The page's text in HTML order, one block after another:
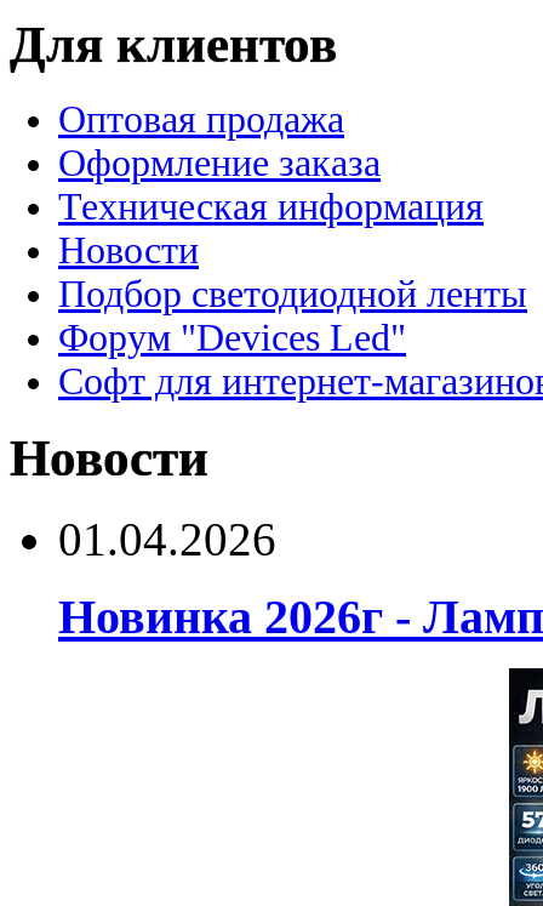
Для клиентов
Оптовая продажа
Оформление заказа
Техническая информация
Новости
Подбор светодиодной ленты
Форум "Devices Led"
Софт для интернет-
Новости
01.04.2026
Новинка 2026г -